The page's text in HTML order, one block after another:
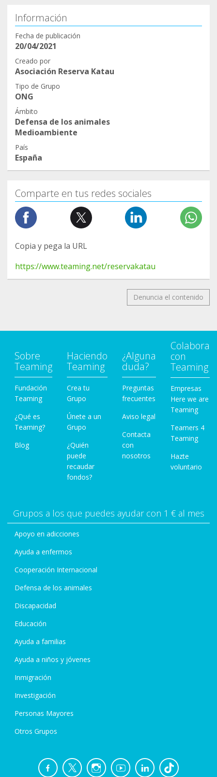
Información
Fecha de publicación
20/04/2021
Creado por
Asociación Reserva Katau
Tipo de Grupo
ONG
Ámbito
Defensa de los animales
Medioambiente
País
España
Comparte en tus redes sociales
Copia y pega la URL
https://www.teaming.net/reservakatau
Denuncia el contenido
Sobre
Teaming
Fundación
Teaming
¿Qué es
Teaming?
Blog
Haciendo
Teaming
Crea tu
Grupo
Únete a un
Grupo
¿Quién
puede
recaudar
fondos?
¿Alguna
duda?
Preguntas
frecuentes
Aviso legal
Contacta
con
nosotros
Colabora
con
Teaming
Empresas
Here we are
Teaming
Teamers 4
Teaming
Hazte
voluntario
Grupos a los que puedes ayudar con 1 € al mes
Apoyo en adicciones
Ayuda a enfermos
Cooperación Internacional
Defensa de los animales
Discapacidad
Educación
Ayuda a familias
Ayuda a niños y jóvenes
Inmigración
Investigación
Personas Mayores
Otros Grupos